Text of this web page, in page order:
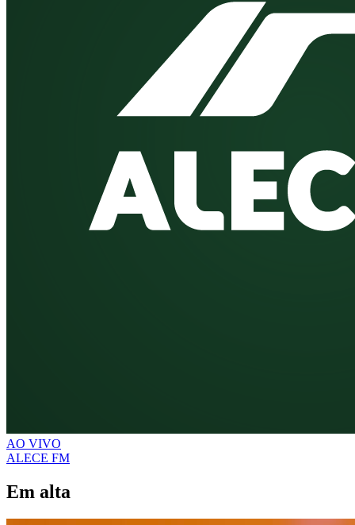
AO VIVO
ALECE FM
Em alta